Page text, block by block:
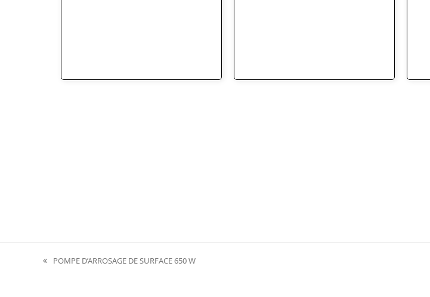
previous
POMPE D’ARROSAGE DE SURFACE 650 W